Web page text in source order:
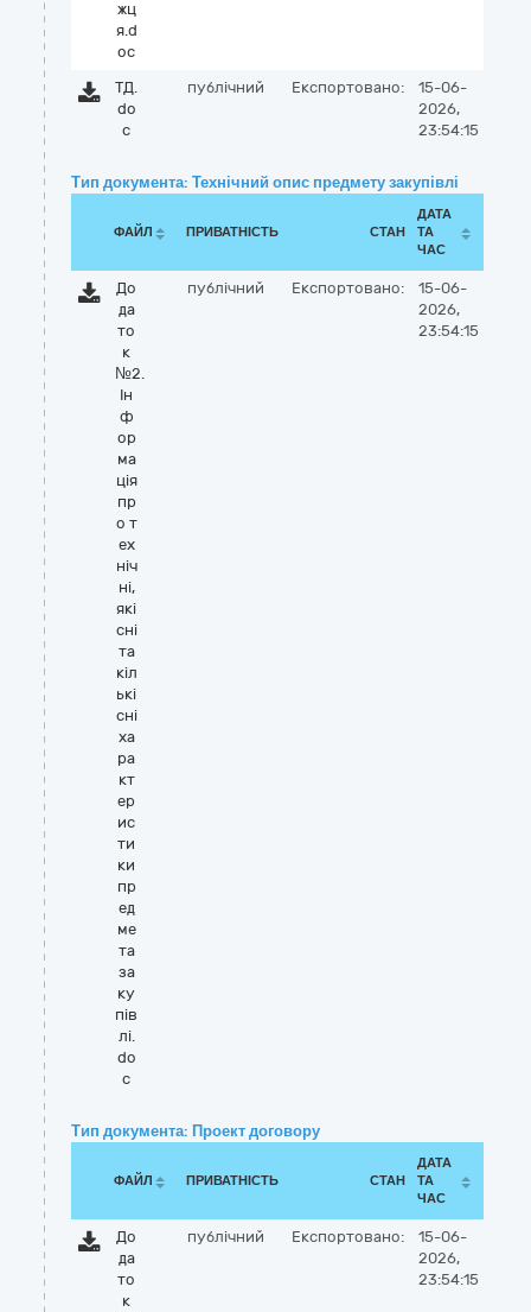
жц
я.d
oc
ТД.
do
c
публічний Експортовано:
15-06-
2026,
23:54:15
Тип документа: Технічний опис предмету закупівлі
ФАЙЛ ПРИВАТНІСТЬ СТАН
ДАТА
ТА
ЧАС
До
да
то
к
№2.
Ін
ф
ор
ма
ція
пр
о т
ех
ніч
ні,
які
сні
та
кіл
ькі
сні
ха
ра
кт
ер
ис
ти
ки
пр
ед
ме
та
за
ку
пів
лі.
do
c
публічний Експортовано:
15-06-
2026,
23:54:15
Тип документа: Проект договору
ФАЙЛ ПРИВАТНІСТЬ СТАН
ДАТА
ТА
ЧАС
До
да
то
к
публічний Експортовано:
15-06-
2026,
23:54:15